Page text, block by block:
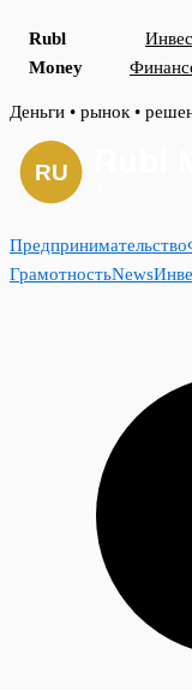
Rubl
Money
Skip
content
Деньги • рынок •
Предпринимательство
ГрамотностьNews